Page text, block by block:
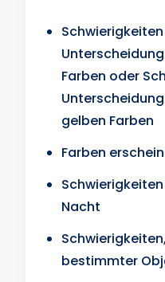
Farben oder
gelben Farben
Farben
Nacht
bestimmter